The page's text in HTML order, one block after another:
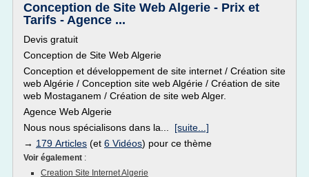
Conception de Site Web Algerie - Prix et
Tarifs - Agence ...
Devis gratuit
Conception de Site Web Algerie
Conception et développement de site internet / Création site
web Algérie / Conception site web Algérie / Création de site
web Mostaganem / Création de site web Alger.
Agence Web Algerie
Nous nous spécialisons dans la... [suite...]
→ 179 Articles (et 6 Vidéos) pour ce thème
Voir également :
Creation Site Internet Algerie